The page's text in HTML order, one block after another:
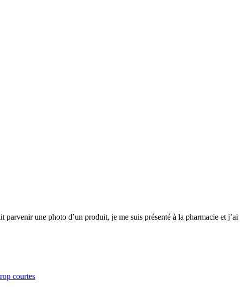
parvenir une photo d’un produit, je me suis présenté à la pharmacie et j’ai
courtes